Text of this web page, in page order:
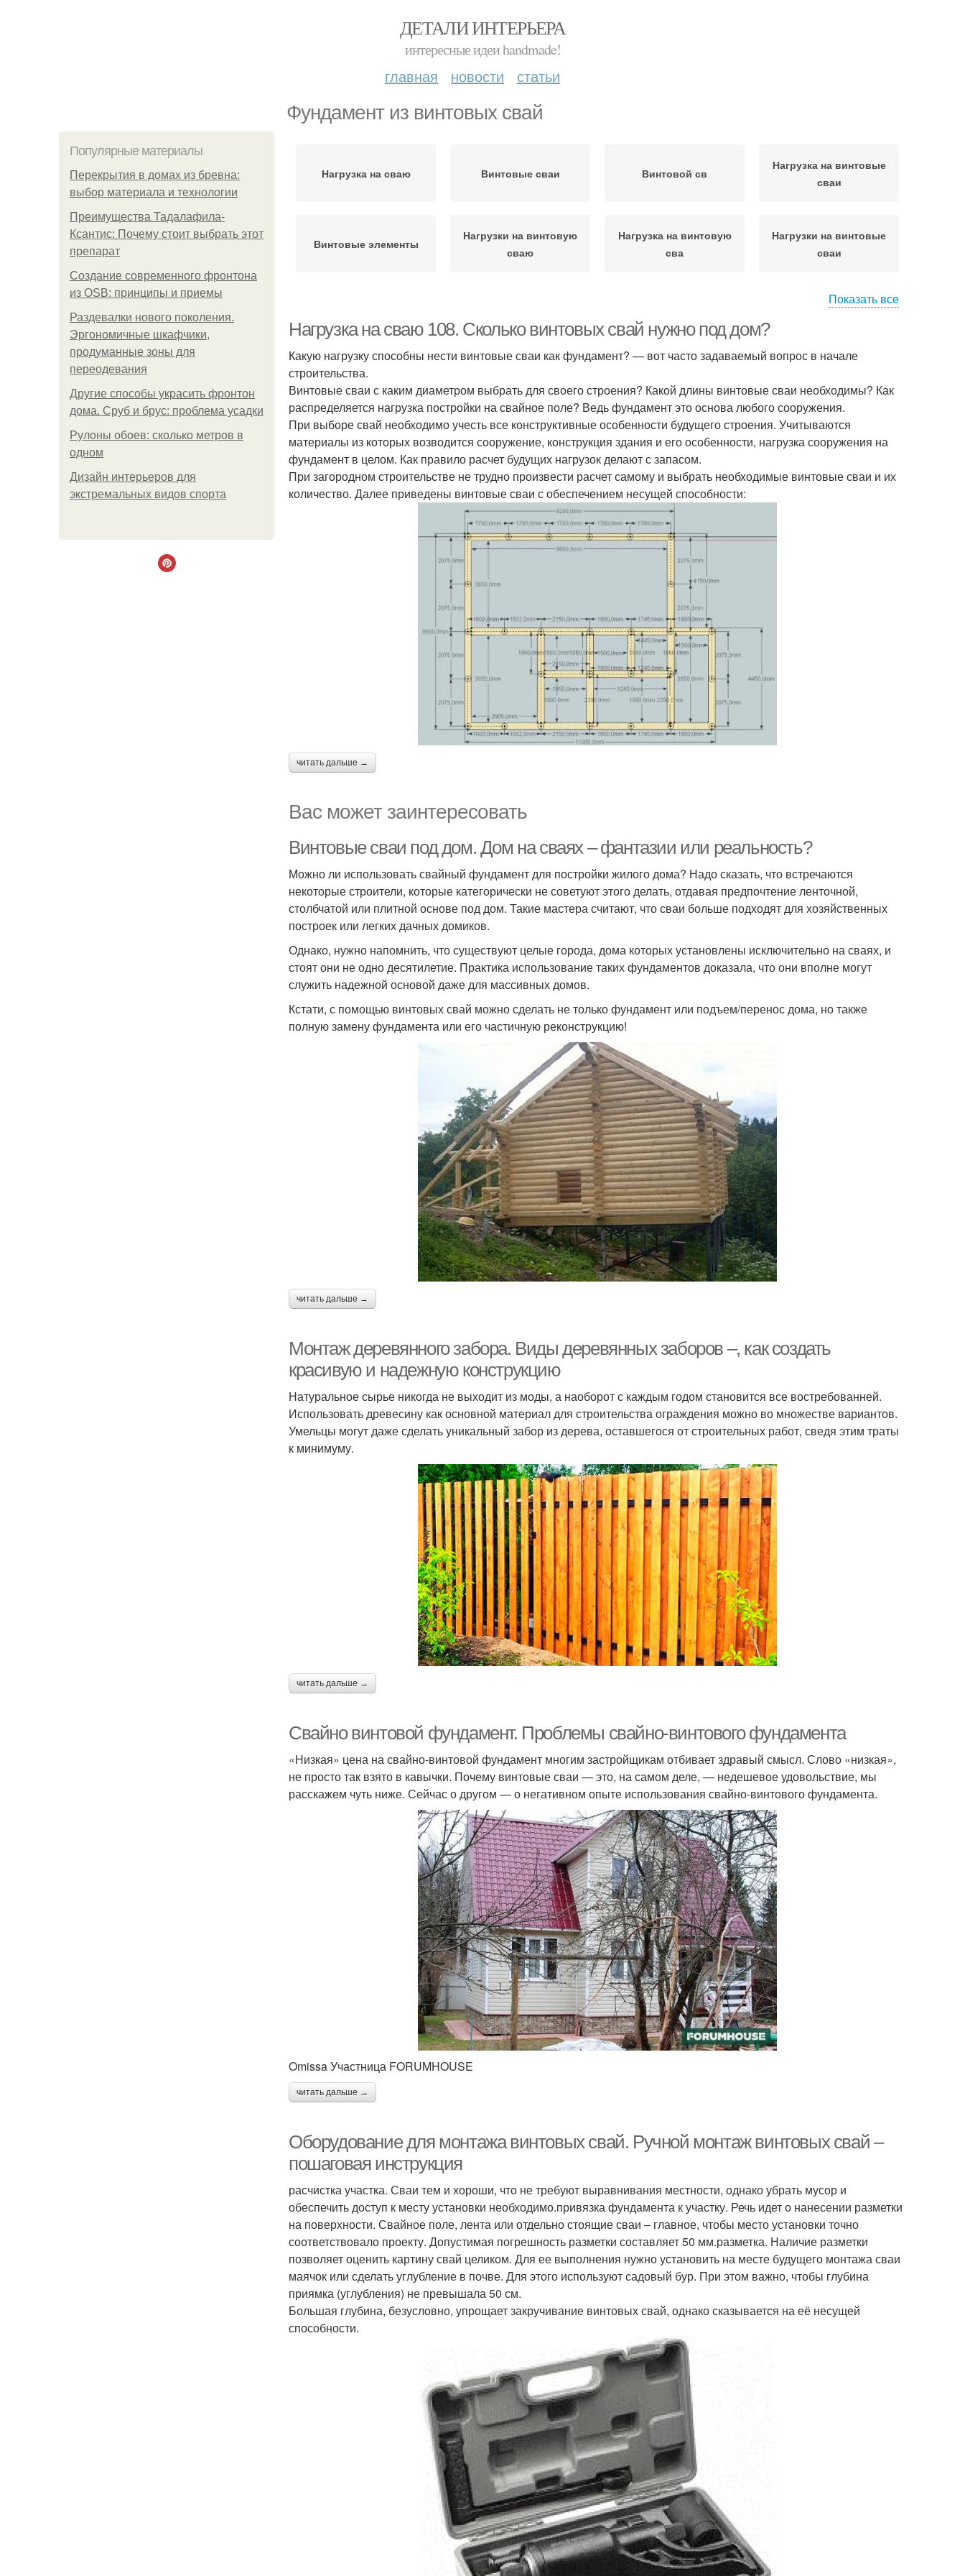
ДЕТАЛИ ИНТЕРЬЕРА
интересные идеи handmade!
главная новости статьи
Фундамент из винтовых свай
Популярные материалы
Перекрытия в домах из бревна:
выбор материала и технологии
Преимущества Тадалафила-
Ксантис: Почему стоит выбрать этот
препарат
Создание современного фронтона
из OSB: принципы и приемы
Раздевалки нового поколения.
Эргономичные шкафчики,
продуманные зоны для
переодевания
Другие способы украсить фронтон
дома. Сруб и брус: проблема усадки
Рулоны обоев: сколько метров в
одном
Дизайн интерьеров для
экстремальных видов спорта
Нагрузка на сваю Винтовые сваи Винтовой св
Нагрузка на винтовые
сваи
Винтовые элементы
Нагрузки на винтовую
сваю
Нагрузка на винтовую
сва
Нагрузки на винтовые
сваи
Показать все
Нагрузка на сваю 108. Сколько винтовых свай нужно под дом?
Какую нагрузку способны нести винтовые сваи как фундамент? — вот часто задаваемый вопрос в начале
строительства.
Винтовые сваи с каким диаметром выбрать для своего строения? Какой длины винтовые сваи необходимы? Как
распределяется нагрузка постройки на свайное поле? Ведь фундамент это основа любого сооружения.
При выборе свай необходимо учесть все конструктивные особенности будущего строения. Учитываются
материалы из которых возводится сооружение, конструкция здания и его особенности, нагрузка сооружения на
фундамент в целом. Как правило расчет будущих нагрузок делают с запасом.
При загородном строительстве не трудно произвести расчет самому и выбрать необходимые винтовые сваи и их
количество. Далее приведены винтовые сваи с обеспечением несущей способности:
читать дальше →
Вас может заинтересовать
Винтовые сваи под дом. Дом на сваях – фантазии или реальность?
Можно ли использовать свайный фундамент для постройки жилого дома? Надо сказать, что встречаются
некоторые строители, которые категорически не советуют этого делать, отдавая предпочтение ленточной,
столбчатой или плитной основе под дом. Такие мастера считают, что сваи больше подходят для хозяйственных
построек или легких дачных домиков.
Однако, нужно напомнить, что существуют целые города, дома которых установлены исключительно на сваях, и
стоят они не одно десятилетие. Практика использование таких фундаментов доказала, что они вполне могут
служить надежной основой даже для массивных домов.
Кстати, с помощью винтовых свай можно сделать не только фундамент или подъем/перенос дома, но также
полную замену фундамента или его частичную реконструкцию!
читать дальше →
Монтаж деревянного забора. Виды деревянных заборов –, как создать
красивую и надежную конструкцию
Натуральное сырье никогда не выходит из моды, а наоборот с каждым годом становится все востребованней.
Использовать древесину как основной материал для строительства ограждения можно во множестве вариантов.
Умельцы могут даже сделать уникальный забор из дерева, оставшегося от строительных работ, сведя этим траты
к минимуму.
читать дальше →
Свайно винтовой фундамент. Проблемы свайно-винтового фундамента
«Низкая» цена на свайно-винтовой фундамент многим застройщикам отбивает здравый смысл. Слово «низкая»,
не просто так взято в кавычки. Почему винтовые сваи — это, на самом деле, — недешевое удовольствие, мы
расскажем чуть ниже. Сейчас о другом — о негативном опыте использования свайно-винтового фундамента.
Omissa Участница FORUMHOUSE
читать дальше →
Оборудование для монтажа винтовых свай. Ручной монтаж винтовых свай –
пошаговая инструкция
расчистка участка. Сваи тем и хороши, что не требуют выравнивания местности, однако убрать мусор и
обеспечить доступ к месту установки необходимо.привязка фундамента к участку. Речь идет о нанесении разметки
на поверхности. Свайное поле, лента или отдельно стоящие сваи – главное, чтобы место установки точно
соответствовало проекту. Допустимая погрешность разметки составляет 50 мм.разметка. Наличие разметки
позволяет оценить картину свай целиком. Для ее выполнения нужно установить на месте будущего монтажа сваи
маячок или сделать углубление в почве. Для этого используют садовый бур. При этом важно, чтобы глубина
приямка (углубления) не превышала 50 см.
Большая глубина, безусловно, упрощает закручивание винтовых свай, однако сказывается на её несущей
способности.